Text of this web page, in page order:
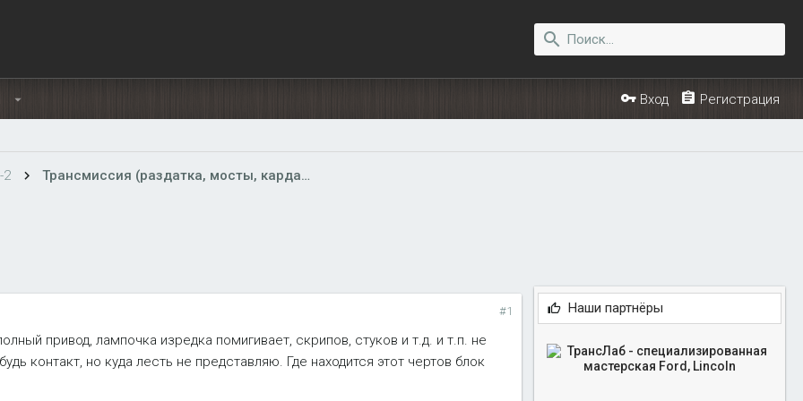
Вход Регистрация
2 Трансмиссия (раздатка, мосты, карданы)
#1
привод, лампочка изредка помигивает, скрипов, стуков и т.д. и т.п. не
контакт, но куда лесть не представляю. Где находится этот чертов блок
Наши партнёры